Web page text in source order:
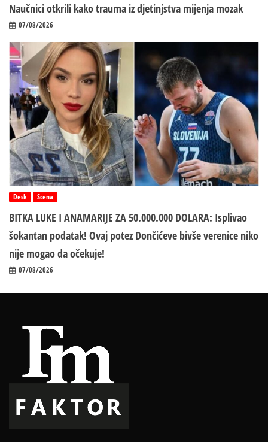
Naučnici otkrili kako trauma iz d‌jetinjstva mijenja mozak
07/08/2026
Desk Scena
BITKA LUKE I ANAMARIJE ZA 50.000.000 DOLARA: Isplivao
šokantan podatak! Ovaj potez Dončićeve bivše verenice niko
nije mogao da očekuje!
07/08/2026